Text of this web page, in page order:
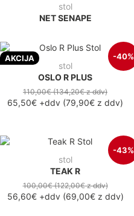
stol
NET SENAPE
AKCIJA -40%
stol
OSLO R PLUS
110,00€(134,20€z ddv)
65,50€ +ddv (79,90€ z ddv)
-43%
stol
TEAK R
100,00€(122,00€z ddv)
56,60€+ddv(69,00€z ddv)